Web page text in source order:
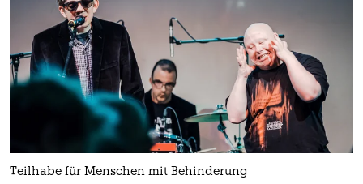
Teilhabe für Menschen mit Behinderung